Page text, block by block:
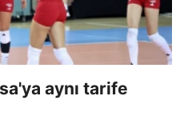
aynı tarife